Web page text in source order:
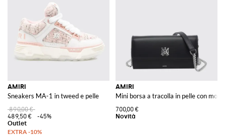
AMIRI
Sneakers MA-1 in tweed e pelle
890,00 €
489,50 €
-45%
AMIRI
Mini borsa a tracolla in pelle con
700,00 €